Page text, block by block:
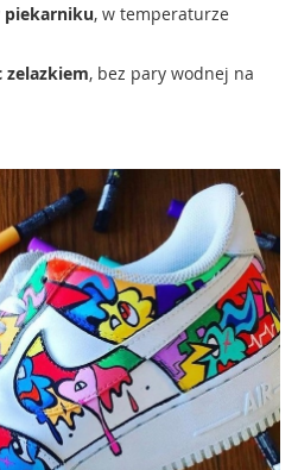
piekarniku, w temperaturze
zelazkiem, bez pary wodnej na